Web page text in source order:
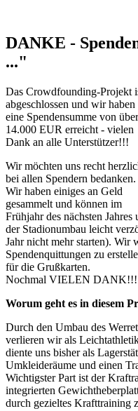
DANKE -
..."
Das Crowdfounding-Projekt
abgeschlossen und wir haben
eine Spendensumme von über
14.000 EUR erreicht - vielen
Dank an alle Unterstützer!!!
Wir möchten uns recht
bei allen Spendern bedanken.
Wir haben einiges an Geld
gesammelt und können im
Frühjahr des nächsten
der Stadionumbau leicht
Jahr nicht mehr starten). Wir
Spendenquittungen zu
für die Grußkarten.
Nochmal VIELEN DANK!!!
Worum geht es in diesem
Durch den Umbau des
verlieren wir als
diente uns bisher als
Umkleideräume und einen
Wichtigster Part ist der
integrierten
durch gezieltes Krafttraining